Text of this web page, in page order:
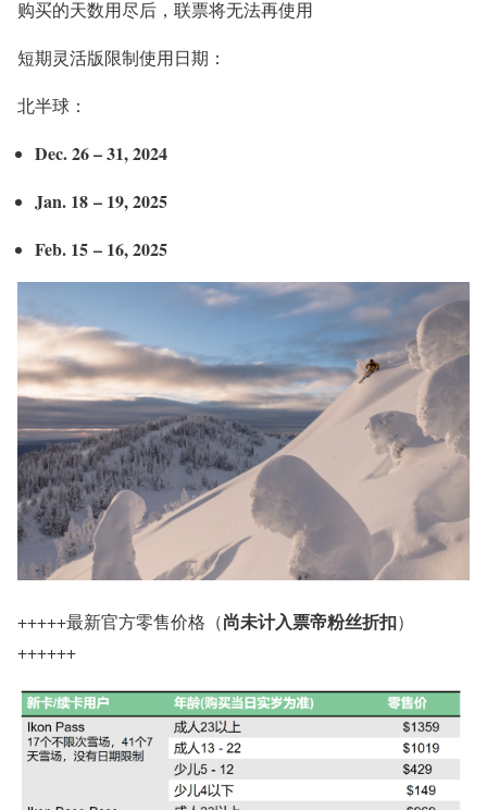
购买的天数用尽后，联票将无法再使用
短期灵活版限制使用日期：
北半球：
Dec. 26 – 31, 2024
Jan. 18 – 19, 2025
Feb. 15 – 16, 2025
+++++最新官方零售价格（尚未计入票帝粉丝折扣）
++++++